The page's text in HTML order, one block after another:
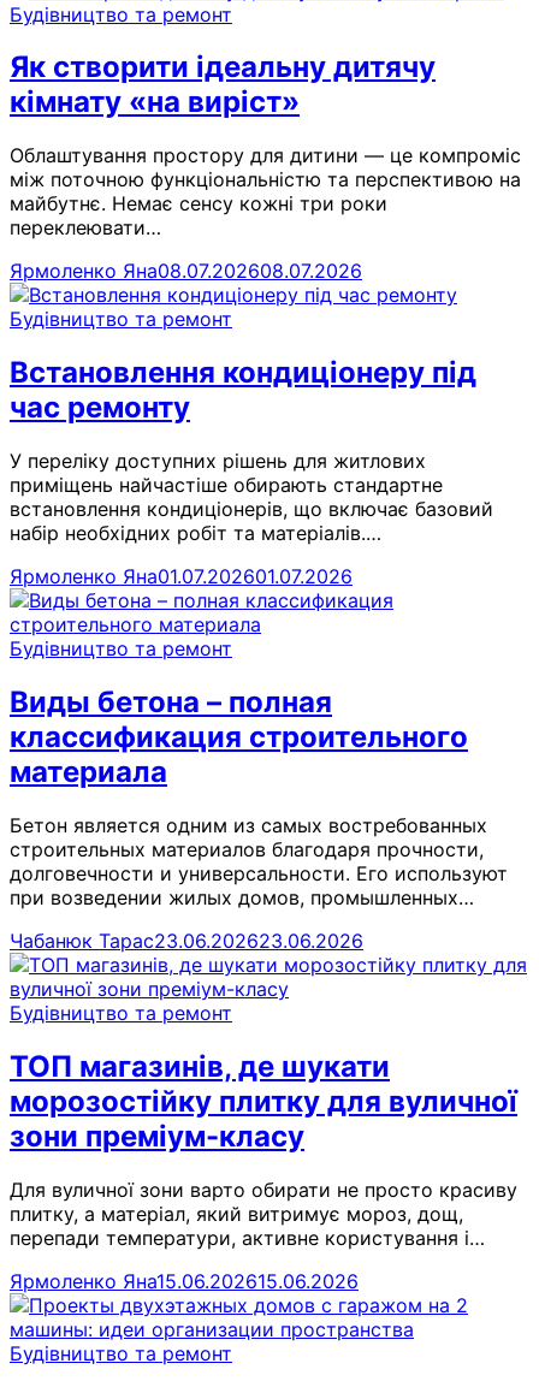
Будівництво та ремонт
Як створити ідеальну дитячу
кімнату «на виріст»
Облаштування простору для дитини — це компроміс
між поточною функціональністю та перспективою на
майбутнє. Немає сенсу кожні три роки
переклеювати…
Ярмоленко Яна08.07.202608.07.2026
Будівництво та ремонт
Встановлення кондиціонеру під
час ремонту
У переліку доступних рішень для житлових
приміщень найчастіше обирають стандартне
встановлення кондиціонерів, що включає базовий
набір необхідних робіт та матеріалів.…
Ярмоленко Яна01.07.202601.07.2026
Будівництво та ремонт
Виды бетона – полная
классификация строительного
материала
Бетон является одним из самых востребованных
строительных материалов благодаря прочности,
долговечности и универсальности. Его используют
при возведении жилых домов, промышленных…
Чабанюк Тарас23.06.202623.06.2026
Будівництво та ремонт
ТОП магазинів, де шукати
морозостійку плитку для вуличної
зони преміум-класу
Для вуличної зони варто обирати не просто красиву
плитку, а матеріал, який витримує мороз, дощ,
перепади температури, активне користування і…
Ярмоленко Яна15.06.202615.06.2026
Будівництво та ремонт